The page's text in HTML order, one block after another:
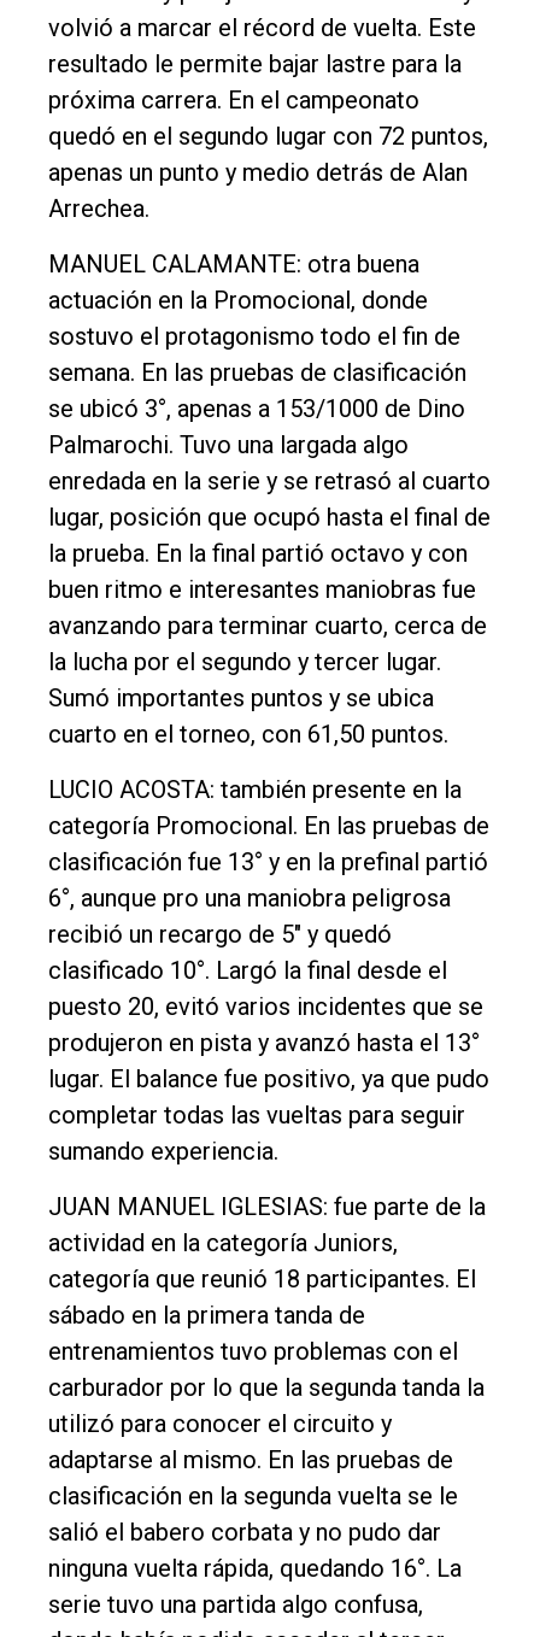
volvió a marcar el récord de vuelta. Este
resultado le permite bajar lastre para la
próxima carrera. En el campeonato
quedó en el segundo lugar con 72 puntos,
apenas un punto y medio detrás de Alan
Arrechea.
MANUEL CALAMANTE: otra buena
actuación en la Promocional, donde
sostuvo el protagonismo todo el fin de
semana. En las pruebas de clasificación
se ubicó 3°, apenas a 153/1000 de Dino
Palmarochi. Tuvo una largada algo
enredada en la serie y se retrasó al cuarto
lugar, posición que ocupó hasta el final de
la prueba. En la final partió octavo y con
buen ritmo e interesantes maniobras fue
avanzando para terminar cuarto, cerca de
la lucha por el segundo y tercer lugar.
Sumó importantes puntos y se ubica
cuarto en el torneo, con 61,50 puntos.
LUCIO ACOSTA: también presente en la
categoría Promocional. En las pruebas de
clasificación fue 13° y en la prefinal partió
6°, aunque pro una maniobra peligrosa
recibió un recargo de 5" y quedó
clasificado 10°. Largó la final desde el
puesto 20, evitó varios incidentes que se
produjeron en pista y avanzó hasta el 13°
lugar. El balance fue positivo, ya que pudo
completar todas las vueltas para seguir
sumando experiencia.
JUAN MANUEL IGLESIAS: fue parte de la
actividad en la categoría Juniors,
categoría que reunió 18 participantes. El
sábado en la primera tanda de
entrenamientos tuvo problemas con el
carburador por lo que la segunda tanda la
utilizó para conocer el circuito y
adaptarse al mismo. En las pruebas de
clasificación en la segunda vuelta se le
salió el babero corbata y no pudo dar
ninguna vuelta rápida, quedando 16°. La
serie tuvo una partida algo confusa,